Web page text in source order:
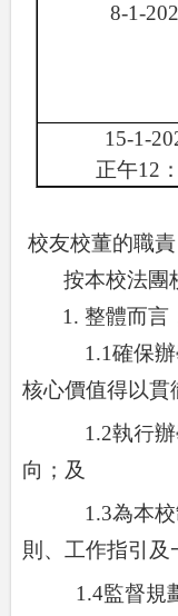
8-1-
15-1-
正午12 ：
校友校董的職責
按本校法團
1. 整體而言
1.1確保
核心價值得以貫
1.2執行
向；及
1.3為本
則、工作指引及
1.4監督規